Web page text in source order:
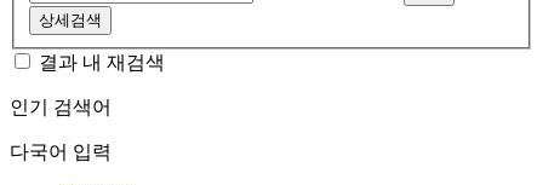
상세검색
결과 내 재검색
인기 검색어
다국어 입력